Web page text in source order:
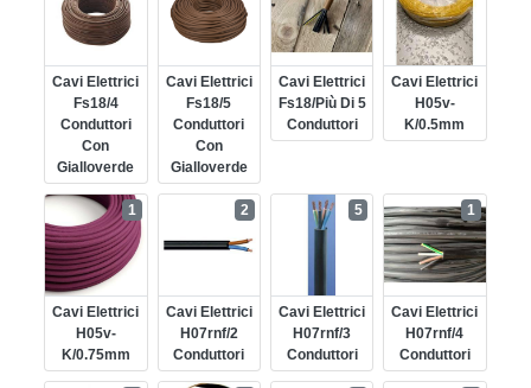
Cavi Elettrici
Fs18/4
Conduttori
Con
Gialloverde
Cavi Elettrici
Fs18/5
Conduttori
Con
Gialloverde
Cavi Elettrici
Fs18/più Di 5
Conduttori
Cavi Elettrici
H05v-
K/0.5mm
Cavi Elettrici
H05v-
K/0.75mm
1
Cavi Elettrici
H07rnf/2
Conduttori
2
Cavi Elettrici
H07rnf/3
Conduttori
5
Cavi Elettrici
H07rnf/4
Conduttori
1